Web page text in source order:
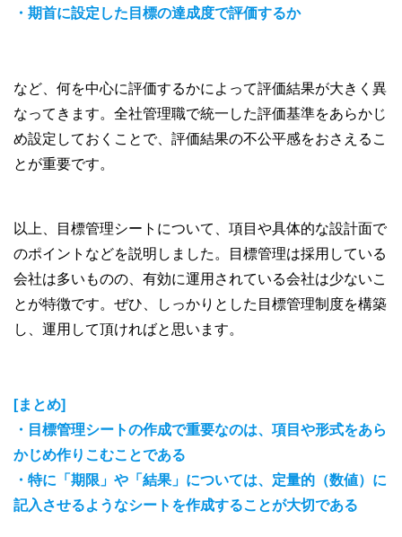
・期首に設定した目標の達成度で評価するか
など、何を中心に評価するかによって評価結果が大きく異
なってきます。全社管理職で統一した評価基準をあらかじ
め設定しておくことで、評価結果の不公平感をおさえるこ
とが重要です。
以上、目標管理シートについて、項目や具体的な設計面で
のポイントなどを説明しました。目標管理は採用している
会社は多いものの、有効に運用されている会社は少ないこ
とが特徴です。ぜひ、しっかりとした目標管理制度を構築
し、運用して頂ければと思います。
[まとめ]
・目標管理シートの作成で重要なのは、項目や形式をあら
かじめ作りこむことである
・特に「期限」や「結果」については、定量的（数値）に
記入させるようなシートを作成することが大切である